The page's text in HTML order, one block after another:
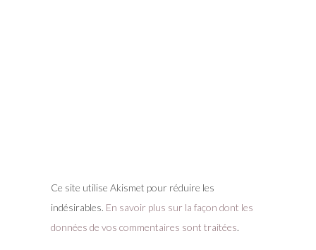
Ce site utilise Akismet pour réduire les
indésirables. En savoir plus sur la façon dont les
données de vos commentaires sont traitées.